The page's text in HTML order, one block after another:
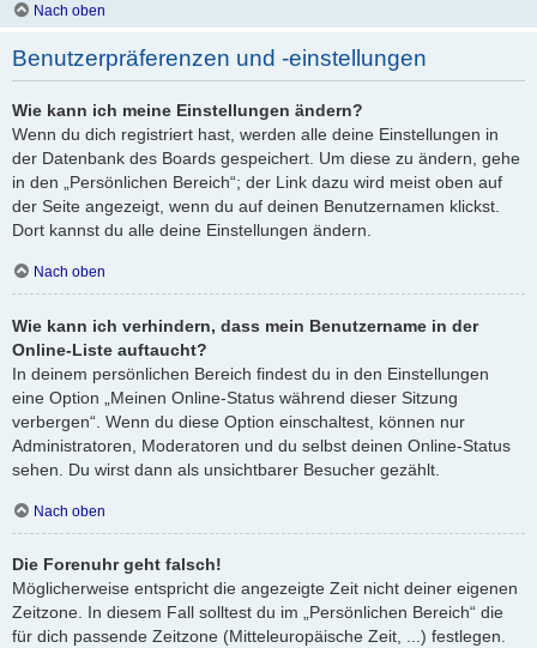
Nach oben
Benutzerpräferenzen und -einstellungen
Wie kann ich meine Einstellungen ändern?
Wenn du dich registriert hast, werden alle deine Einstellungen in
der Datenbank des Boards gespeichert. Um diese zu ändern, gehe
in den „Persönlichen Bereich“; der Link dazu wird meist oben auf
der Seite angezeigt, wenn du auf deinen Benutzernamen klickst.
Dort kannst du alle deine Einstellungen ändern.
Nach oben
Wie kann ich verhindern, dass mein Benutzername in der
Online-Liste auftaucht?
In deinem persönlichen Bereich findest du in den Einstellungen
eine Option „Meinen Online-Status während dieser Sitzung
verbergen“. Wenn du diese Option einschaltest, können nur
Administratoren, Moderatoren und du selbst deinen Online-Status
sehen. Du wirst dann als unsichtbarer Besucher gezählt.
Nach oben
Die Forenuhr geht falsch!
Möglicherweise entspricht die angezeigte Zeit nicht deiner eigenen
Zeitzone. In diesem Fall solltest du im „Persönlichen Bereich“ die
für dich passende Zeitzone (Mitteleuropäische Zeit, ...) festlegen.